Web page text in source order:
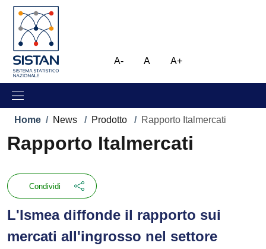
al contenuto principale
to footer content
Immagine
A- A A+
Briciole di pane
Home / News / Prodotto / Rapporto Italmercati
Rapporto Italmercati
Condividi
L'Ismea diffonde il rapporto sui
mercati all'ingrosso nel settore